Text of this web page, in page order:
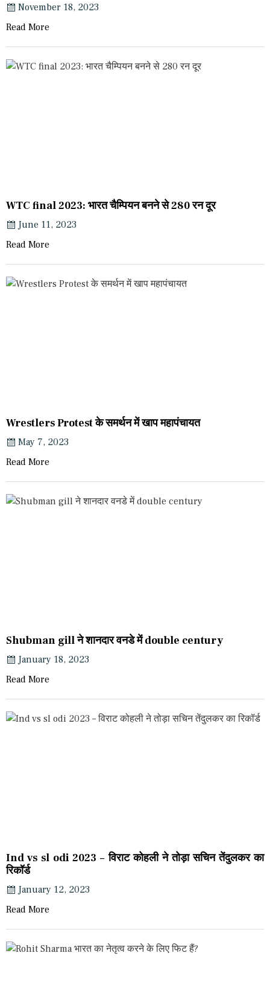
November 18, 2023
Read More
WTC final 2023: भारत चैम्पियन बनने से 280 रन दूर
June 11, 2023
Read More
Wrestlers Protest के समर्थन में खाप महापंचायत
May 7, 2023
Read More
Shubman gill ने शानदार वनडे में double century
January 18, 2023
Read More
Ind vs sl odi 2023 – विराट कोहली ने तोड़ा सचिन तेंदुलकर का
रिकॉर्ड
January 12, 2023
Read More